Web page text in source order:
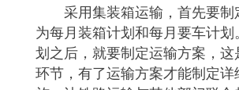
采用集装箱运输，首先要制
为每月装箱计划和每月要车计
划之后，就要制定运输方案，这
环节，有了运输方案才能制定